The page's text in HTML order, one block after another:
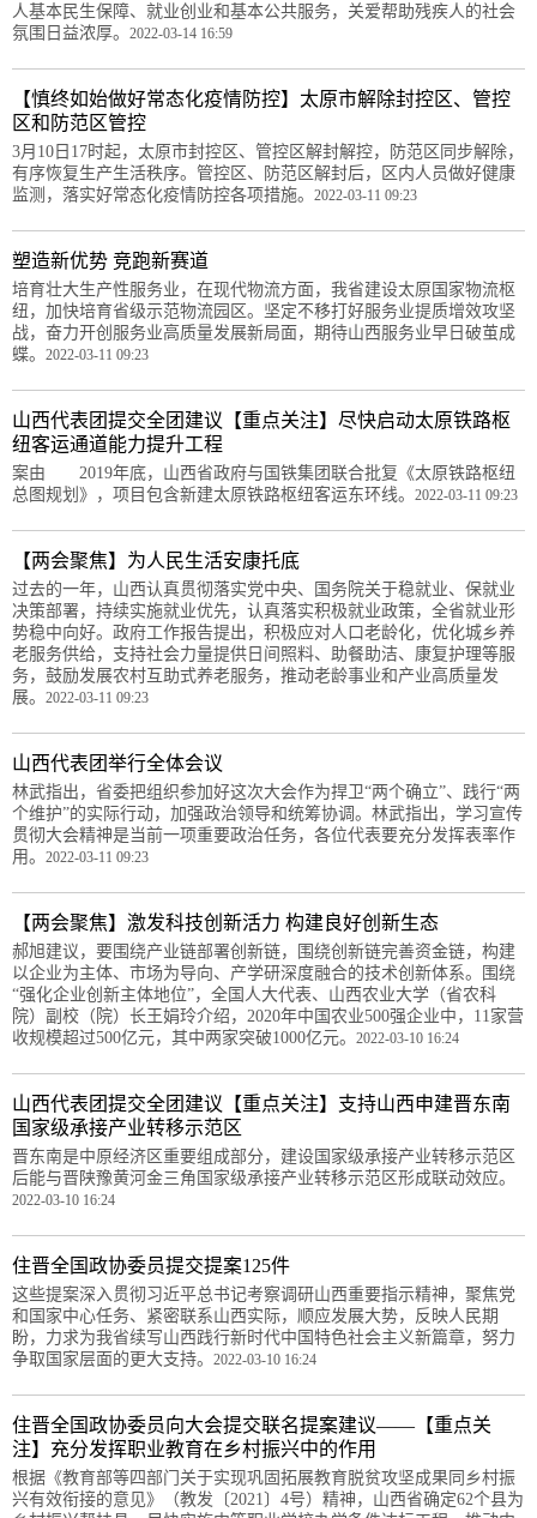
人基本民生保障、就业创业和基本公共服务，关爱帮助残疾人的社会
氛围日益浓厚。 2022-03-14 16:59
【慎终如始做好常态化疫情防控】太原市解除封控区、管控
区和防范区管控
3月10日17时起，太原市封控区、管控区解封解控，防范区同步解除，
有序恢复生产生活秩序。管控区、防范区解封后，区内人员做好健康
监测，落实好常态化疫情防控各项措施。 2022-03-11 09:23
塑造新优势 竞跑新赛道
培育壮大生产性服务业，在现代物流方面，我省建设太原国家物流枢
纽，加快培育省级示范物流园区。坚定不移打好服务业提质增效攻坚
战，奋力开创服务业高质量发展新局面，期待山西服务业早日破茧成
蝶。 2022-03-11 09:23
山西代表团提交全团建议【重点关注】尽快启动太原铁路枢
纽客运通道能力提升工程
案由 2019年底，山西省政府与国铁集团联合批复《太原铁路枢纽
总图规划》，项目包含新建太原铁路枢纽客运东环线。 2022-03-11 09:23
【两会聚焦】为人民生活安康托底
过去的一年，山西认真贯彻落实党中央、国务院关于稳就业、保就业
决策部署，持续实施就业优先，认真落实积极就业政策，全省就业形
势稳中向好。政府工作报告提出，积极应对人口老龄化，优化城乡养
老服务供给，支持社会力量提供日间照料、助餐助洁、康复护理等服
务，鼓励发展农村互助式养老服务，推动老龄事业和产业高质量发
展。 2022-03-11 09:23
山西代表团举行全体会议
林武指出，省委把组织参加好这次大会作为捍卫“两个确立”、践行“两
个维护”的实际行动，加强政治领导和统筹协调。林武指出，学习宣传
贯彻大会精神是当前一项重要政治任务，各位代表要充分发挥表率作
用。 2022-03-11 09:23
【两会聚焦】激发科技创新活力 构建良好创新生态
郝旭建议，要围绕产业链部署创新链，围绕创新链完善资金链，构建
以企业为主体、市场为导向、产学研深度融合的技术创新体系。围绕
“强化企业创新主体地位”，全国人大代表、山西农业大学（省农科
院）副校（院）长王娟玲介绍，2020年中国农业500强企业中，11家营
收规模超过500亿元，其中两家突破1000亿元。 2022-03-10 16:24
山西代表团提交全团建议【重点关注】支持山西申建晋东南
国家级承接产业转移示范区
晋东南是中原经济区重要组成部分，建设国家级承接产业转移示范区
后能与晋陕豫黄河金三角国家级承接产业转移示范区形成联动效应。
2022-03-10 16:24
住晋全国政协委员提交提案125件
这些提案深入贯彻习近平总书记考察调研山西重要指示精神，聚焦党
和国家中心任务、紧密联系山西实际，顺应发展大势，反映人民期
盼，力求为我省续写山西践行新时代中国特色社会主义新篇章，努力
争取国家层面的更大支持。 2022-03-10 16:24
住晋全国政协委员向大会提交联名提案建议——【重点关
注】充分发挥职业教育在乡村振兴中的作用
根据《教育部等四部门关于实现巩固拓展教育脱贫攻坚成果同乡村振
兴有效衔接的意见》（教发〔2021〕4号）精神，山西省确定62个县为